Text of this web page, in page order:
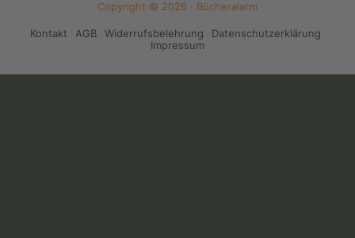
Copyright © 2026 · Bücheralarm
Kontakt AGB Widerrufsbelehrung
Datenschutzerklärung
Impressum